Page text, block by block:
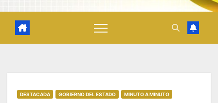
DESTACADA GOBIERNO DEL ESTADO MINUTO A MINUTO